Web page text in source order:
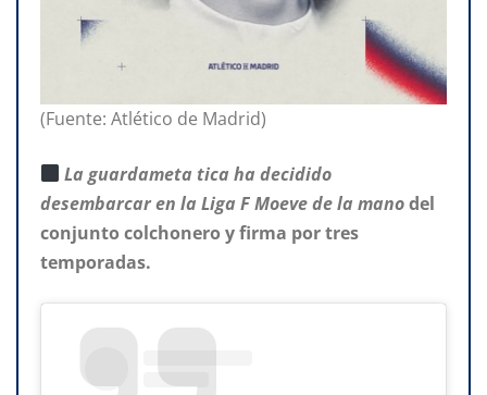
(Fuente: Atlético de Madrid)
La guardameta tica ha decidido
desembarcar en la Liga F Moeve de la manodel
conjunto colchonero y firma por tres
temporadas.